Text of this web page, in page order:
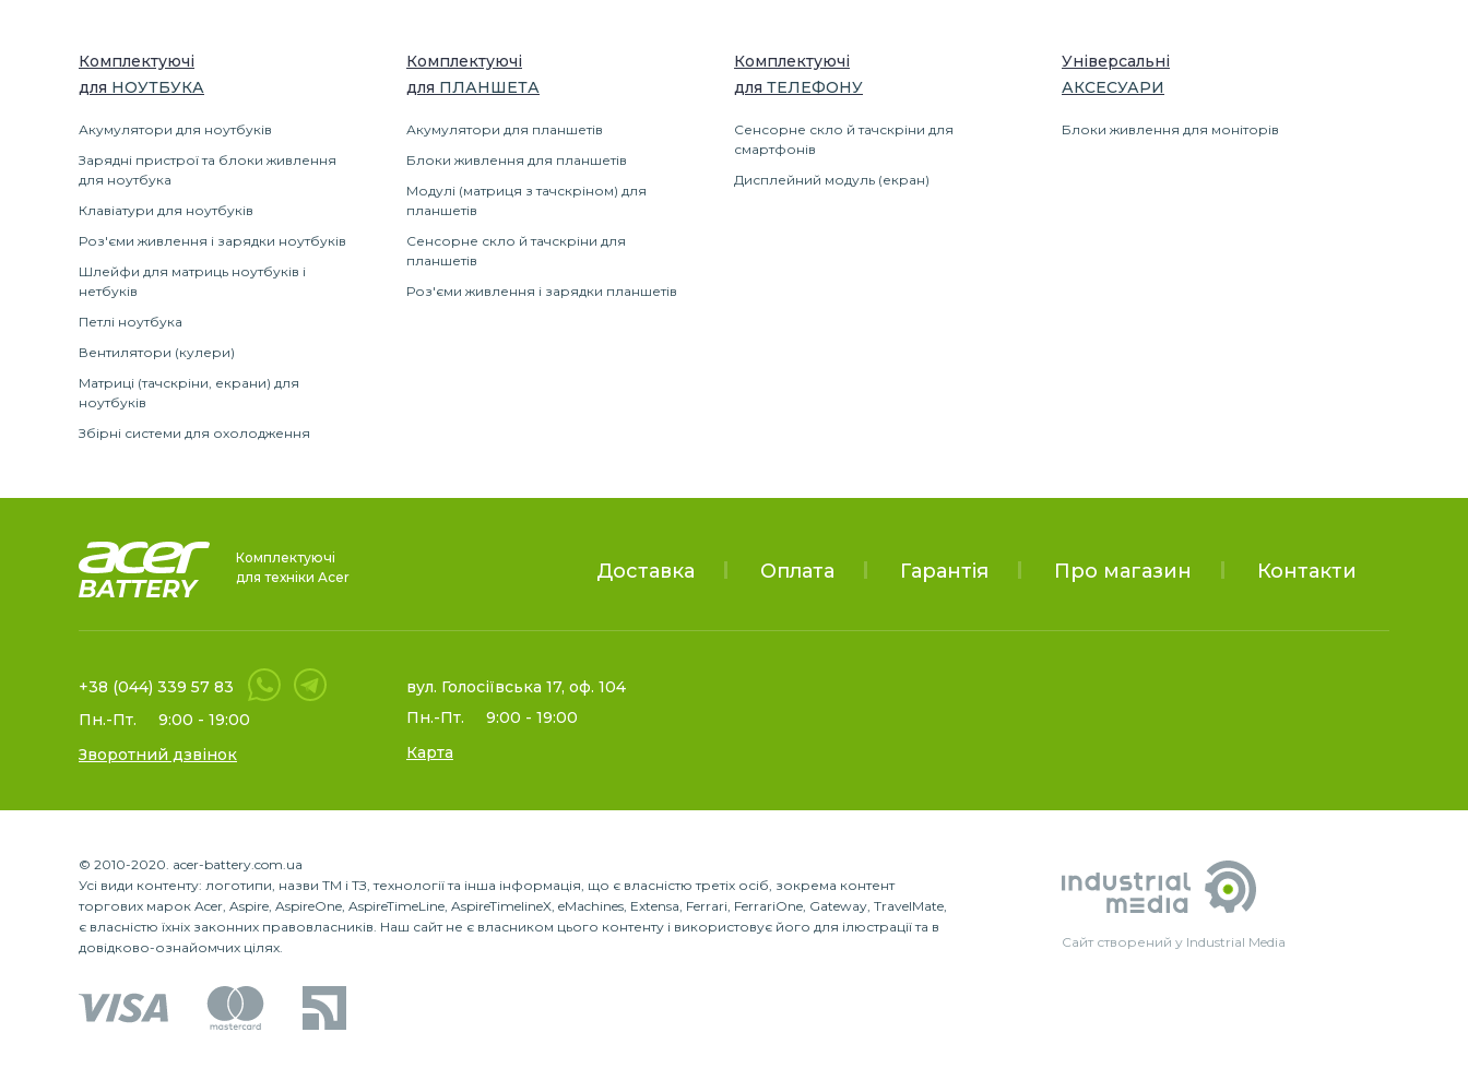
Комплектуючі
для НОУТБУКА
Акумулятори для ноутбуків
Зарядні пристрої та блоки живлення
для ноутбука
Клавіатури для ноутбуків
Роз'єми живлення і зарядки ноутбуків
Шлейфи для матриць ноутбуків і
нетбуків
Петлі ноутбука
Вентилятори (кулери)
Матриці (тачскріни, екрани) для
ноутбуків
Збірні системи для охолодження
Комплектуючі
для ПЛАНШЕТА
Акумулятори для планшетів
Блоки живлення для планшетів
Модулі (матриця з тачскріном) для
планшетів
Сенсорне скло й тачскріни для
планшетів
Роз'єми живлення і зарядки планшетів
Комплектуючі
для ТЕЛЕФОНУ
Сенсорне скло й тачскріни для
смартфонів
Дисплейний модуль (екран)
Універсальні
АКСЕСУАРИ
Блоки живлення для моніторів
Комплектуючі
для техніки Acer
Доставка Оплата Гарантія Про магазин Контакти
+38 (044) 339 57 83
Пн.-Пт.
9:00 - 19:00
Зворотний дзвінок
вул. Голосіївська 17, оф. 104
Пн.-Пт.
9:00 - 19:00
Карта
© 2010-2020. acer-battery.com.ua
Усі види контенту: логотипи, назви ТМ і ТЗ, технології та інша інформація, що є власністю третіх осіб, зокрема контент
торгових марок Acer, Aspire, AspireOne, AspireTimeLine, AspireTimelineX, eMachines, Extensa, Ferrari, FerrariOne, Gateway, TravelMate,
є власністю їхніх законних правовласників. Наш сайт не є власником цього контенту і використовує його для ілюстрації та в
довідково-ознайомчих цілях.
Сайт створений у Industrial Media